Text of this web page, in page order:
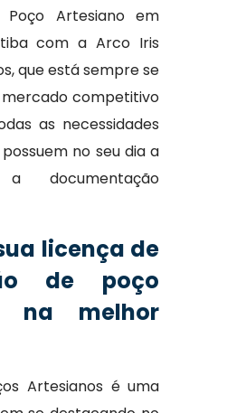
Poço Artesiano em
com a Arco Iris
que está sempre se
competitivo
as necessidades
no seu dia a
documentação
licença de
de poço
na melhor
Artesianos é uma